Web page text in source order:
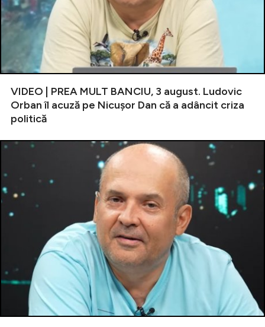
VIDEO | PREA MULT BANCIU, 3 august. Ludovic
Orban îl acuză pe Nicușor Dan că a adâncit criza
politică